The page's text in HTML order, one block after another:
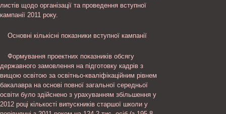
листів щодо організації та проведення вступної
кампанії 2011 року.
Основні кількісні показники вступної кампанії
Формування проектних показників обсягу
державного замовлення на підготовку кадрів з
вищою освітою за освітньо-кваліфікаційним рівнем
бакалавра на основі повної загальної середньої
освіти було здійснено з урахуванням збільшення у
2012 році кількості випускників старшої школи у